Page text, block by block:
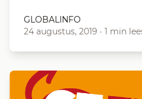
GLOBALINFO
24 augustus, 2019 · 1 min